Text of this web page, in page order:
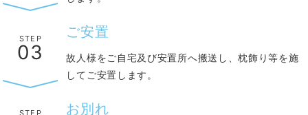
STEP
03
ご安置
故人様をご自宅及び安置所へ搬送し、枕飾り等を施
してご安置します。
お別れ